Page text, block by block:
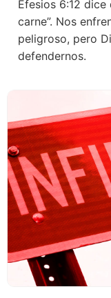
Efesios 6:12
carne”. Nos
peligroso, pero
defendernos.